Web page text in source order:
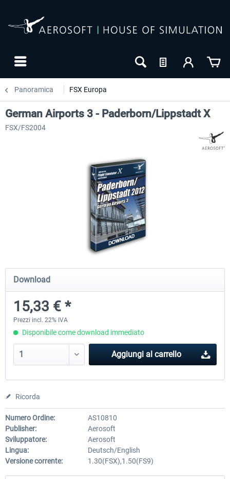
Panoramica FSX Europa
Mega Airport Frankfurt V2.0
30,71 € *
Mega Airport Berlin
German Airports 3 - Paderborn/Lippstadt X
FSX/FS2004
Download
15,33 € *
Prezzi incl. 22% IVA
Disponibile come download immediato
Aggiungi al carrello
Ricorda
Numero Ordine:
AS10810
Publisher:
Aerosoft
Sviluppatore:
Aerosoft
Lingua:
Deutsch/English
Versione corrente:
1.30(FSX),1.50(FS9)